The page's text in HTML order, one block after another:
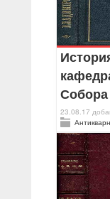
Собора
23.08.17